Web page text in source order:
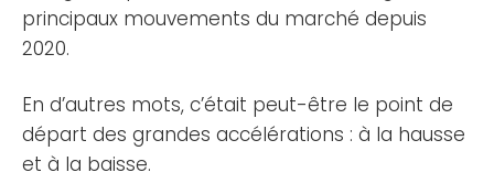
principaux mouvements du marché depuis
2020.
En d’autres mots, c’était peut-être le point de
départ des grandes accélérations : à la hausse
et à la baisse.